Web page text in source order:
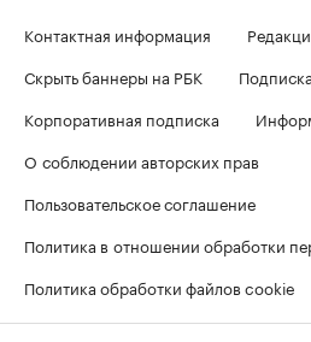
Контактная информация
Скрыть баннеры на РБК
Корпоративная подписка
О соблюдении авторских прав
Пользовательское соглашение
Политика в отношении обработки
Политика обработки файлов cookie